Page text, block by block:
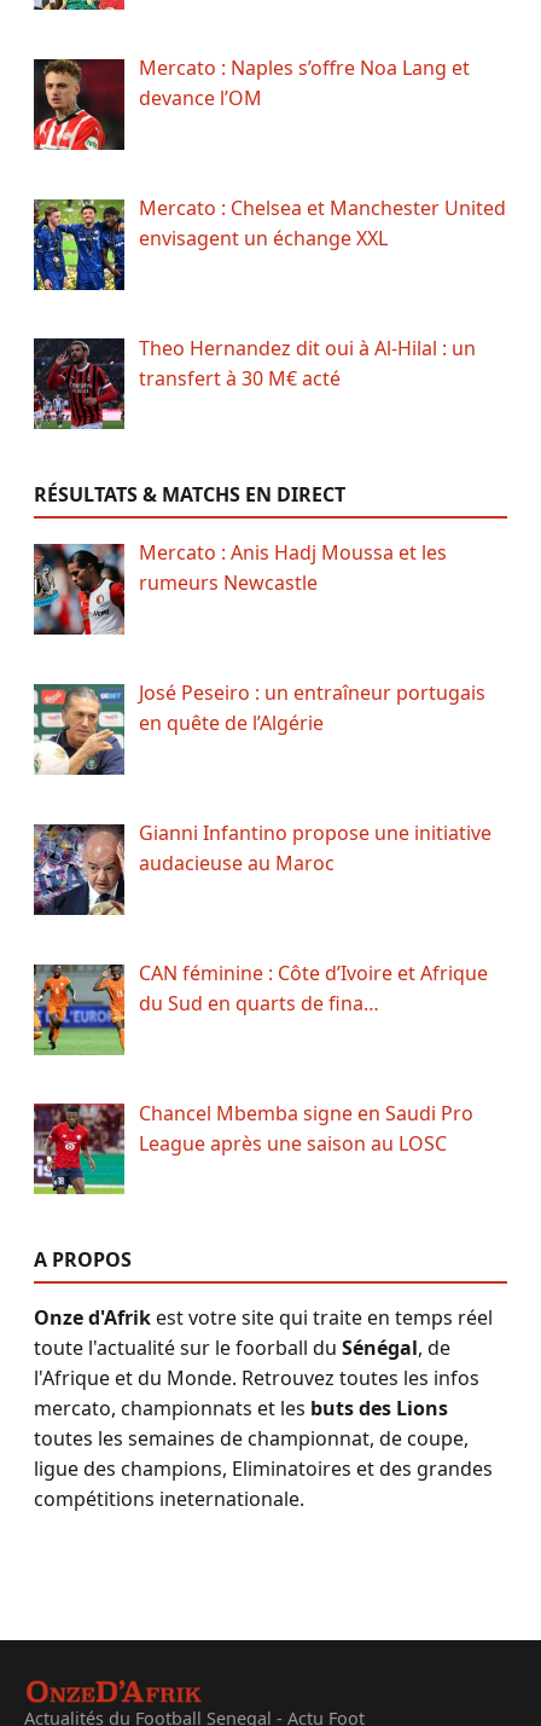
Mercato : Naples s’offre Noa Lang et
devance l’OM
Mercato : Chelsea et Manchester United
envisagent un échange XXL
Theo Hernandez dit oui à Al-Hilal : un
transfert à 30 M€ acté
RÉSULTATS & MATCHS EN DIRECT
Mercato : Anis Hadj Moussa et les
rumeurs Newcastle
José Peseiro : un entraîneur portugais
en quête de l’Algérie
Gianni Infantino propose une initiative
audacieuse au Maroc
CAN féminine : Côte d’Ivoire et Afrique
du Sud en quarts de fina…
Chancel Mbemba signe en Saudi Pro
League après une saison au LOSC
A PROPOS
Onze d'Afrikest votre site qui traite en temps réel
toute l'actualité sur le foorball du Sénégal, de
l'Afrique et du Monde. Retrouvez toutes les infos
mercato, championnats et les buts des Lions
toutes les semaines de championnat, de coupe,
ligue des champions, Eliminatoires et des grandes
compétitions ineternationale.
Actualités du Football Senegal - Actu Foot